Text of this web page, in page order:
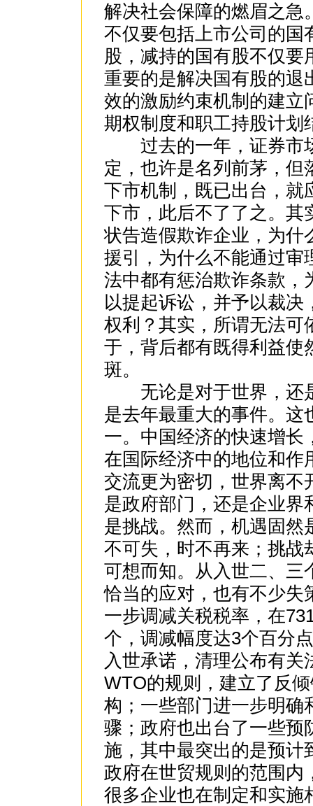
解决社会保障的燃眉之急
不仅要包括上市公司的国
股，减持的国有股不仅
重要的是解决国有股的退
效的激励约束机制的建立
期权制度和职工持股计划
过去的一年，证券市
定，也许是名列前茅，
下市机制，既已出台，就
下市，此后不了了之。其
状告造假欺诈企业，为什
援引，为什么不能通过审
法中都有惩治欺诈条款，
以提起诉讼，并予以裁
权利？其实，所谓无法可
于，背后都有既得利益使
斑。
无论是对于世界，还
是去年最重大的事件。这
一。中国经济的快速增长
在国际经济中的地位和作
交流更为密切，世界离不
是政府部门，还是企业界
是挑战。然而，机遇固然
不可失，时不再来；挑战
可想而知。从入世二、三
恰当的应对，也有不少失
一步调减关税税率，在
个，调减幅度达3个百分
入世承诺，清理公布有
WTO的规则，建立了反
构；一些部门进一步明确
骤；政府也出台了一些预
施，其中最突出的是预计
政府在世贸规则的范围内
很多企业也在制定和实施